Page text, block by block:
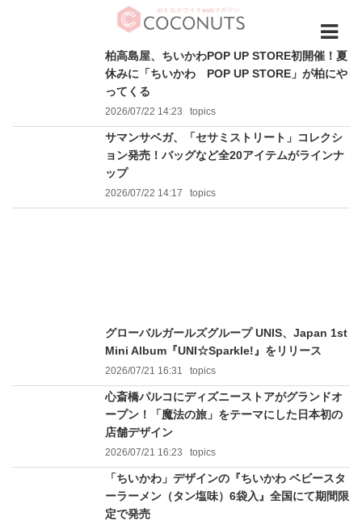
柏高島屋、ちいかわPOP UP STORE初開催！夏
休みに「ちいかわ POP UP STORE」が柏にや
ってくる
2026/07/22 14:23 topics
サマンサベガ、「セサミストリート」コレクシ
ョン発売！バッグなど全20アイテムがラインナ
ップ
2026/07/22 14:17 topics
グローバルガールズグループ UNIS、Japan 1st
Mini Album『UNI☆Sparkle!』をリリース
2026/07/21 16:31 topics
心斎橋パルコにディズニーストアがグランドオ
ープン！「魔法の旅」をテーマにした日本初の
店舗デザイン
2026/07/21 16:23 topics
「ちいかわ」デザインの『ちいかわ ベビースタ
ーラーメン（タン塩味）6袋入』全国にて期間限
定で発売